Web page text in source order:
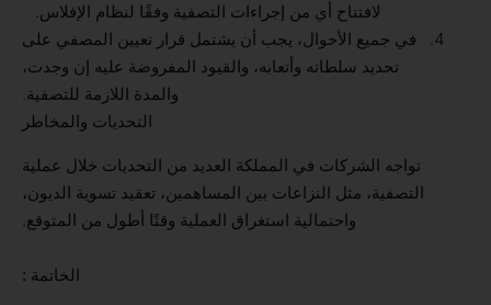
لافتتاح أي من إجراءات التصفية وفقًا لنظام الإفلاس.
في جميع الأحوال، يجب أن يشتمل قرار تعيين المصفي على
تحديد سلطاته وأتعابه، والقيود المفروضة عليه إن وجدت،
والمدة اللازمة للتصفية.
التحديات والمخاطر
تواجه الشركات في المملكة العديد من التحديات خلال عملية
التصفية، مثل النزاعات بين المساهمين، تعقيد تسوية الديون،
واحتمالية استغراق العملية وقتًا أطول من المتوقع.
الخاتمة :